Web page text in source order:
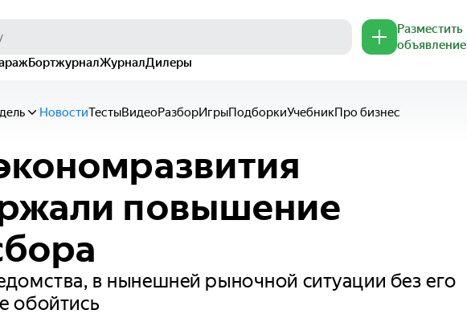
Разместить
объявление
БортжурналЖурналДилеры
НовостиТестыВидеоРазборИгрыПодборкиУчебникПро бизнес
повышение
в нынешней рыночной ситуации без его
обойтись